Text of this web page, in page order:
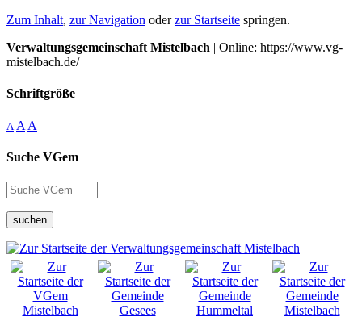
Zum Inhalt, zur Navigation oderzur Startseite springen.
Verwaltungsgemeinschaft Mistelbach | Online: https://www.vg-
mistelbach.de/
Schriftgröße
A A A
Suche VGem
suchen